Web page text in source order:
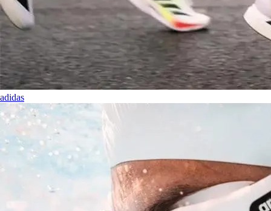
adidas